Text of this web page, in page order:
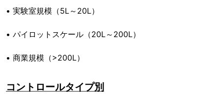
• 実験室規模（5L～20L）
• パイロットスケール（20L～200L）
• 商業規模（>200L）
コントロールタイプ別